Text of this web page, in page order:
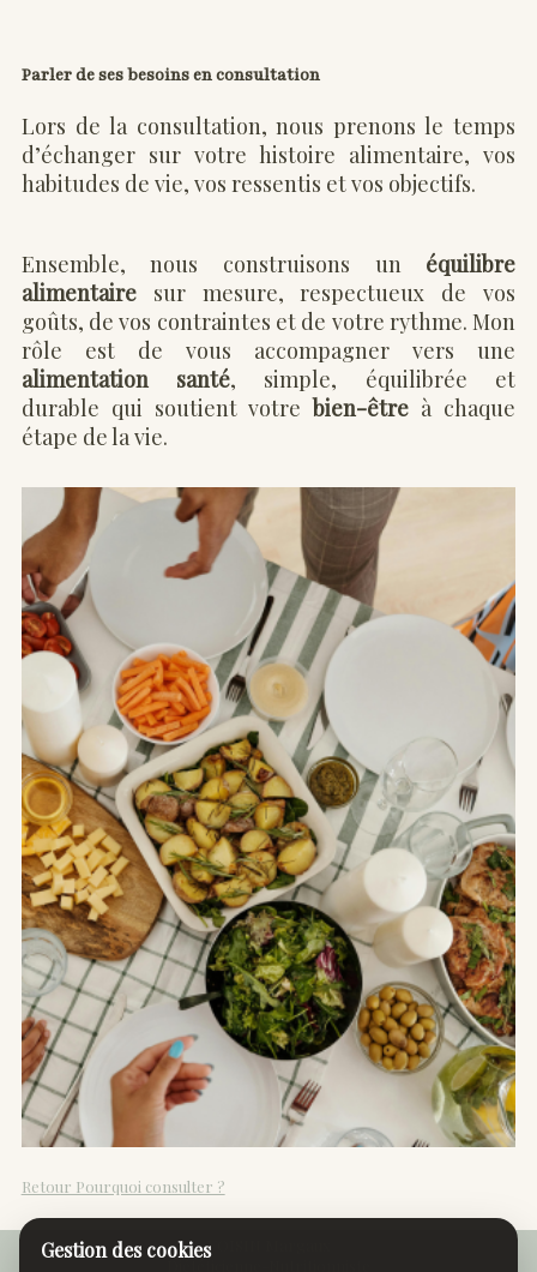
Parler de ses besoins en consultation
Lors de la consultation, nous prenons le temps
d’échanger sur votre histoire alimentaire, vos
habitudes de vie, vos ressentis et vos objectifs.
Ensemble, nous construisons un équilibre
alimentairesur mesure, respectueux de vos
goûts, de vos contraintes et de votre rythme. Mon
rôle est de vous accompagner vers une
alimentation santé, simple, équilibrée et
durable qui soutient votrebien-être à chaque
étape de la vie.
Retour Pourquoi consulter ?
VOISIN Margaux
Gestion des cookies